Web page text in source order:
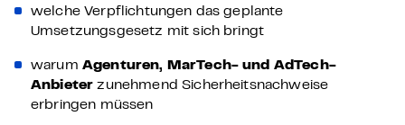
welche Verpflichtungen das geplante
Umsetzungsgesetz mit sich bringt
warum Agenturen, MarTech- und AdTech-
Anbieter zunehmend Sicherheitsnachweise
erbringen müssen